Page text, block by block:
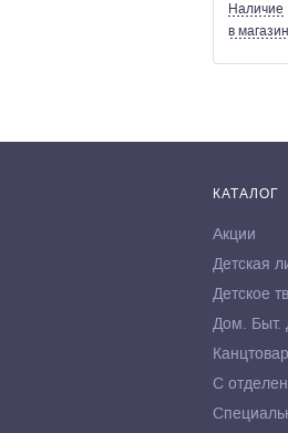
Наличие
в
КАТАЛОГ
Акции
Детская
Детское
Дом. Быт.
С